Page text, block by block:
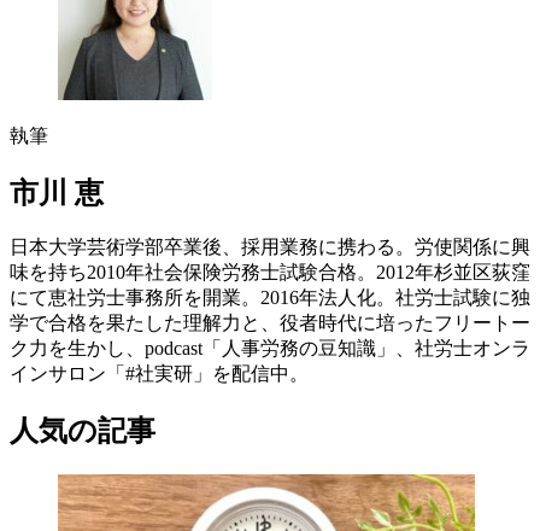
執筆
市川 恵
日本大学芸術学部卒業後、採用業務に携わる。労使関係に興
味を持ち2010年社会保険労務士試験合格。2012年杉並区荻窪
にて恵社労士事務所を開業。2016年法人化。社労士試験に独
学で合格を果たした理解力と、役者時代に培ったフリートー
ク力を生かし、podcast「人事労務の豆知識」、社労士オンラ
インサロン「#社実研」を配信中。
人気の記事